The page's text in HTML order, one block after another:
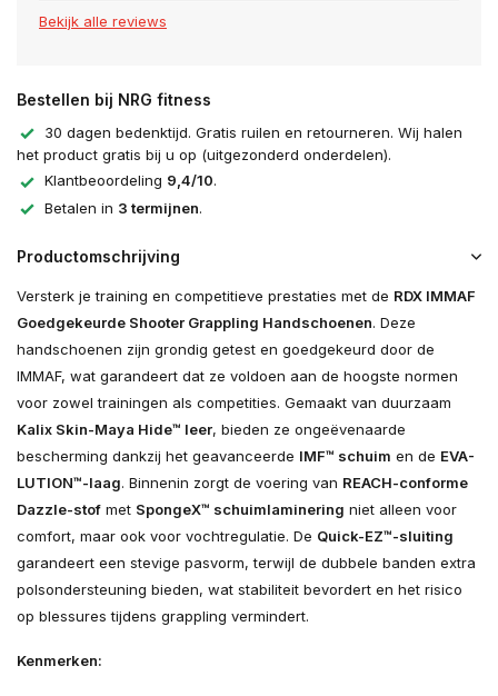
Bekijk alle reviews
Bestellen bij NRG fitness
30 dagen bedenktijd. Gratis ruilen en retourneren. Wij halen
het product gratis bij u op (uitgezonderd onderdelen).
Klantbeoordeling 9,4/10.
Betalen in 3 termijnen.
Productomschrijving
Versterk je training en competitieve prestaties met de RDX IMMAF
Goedgekeurde Shooter Grappling Handschoenen. Deze
handschoenen zijn grondig getest en goedgekeurd door de
IMMAF, wat garandeert dat ze voldoen aan de hoogste normen
voor zowel trainingen als competities. Gemaakt van duurzaam
Kalix Skin-Maya Hide™ leer, bieden ze ongeëvenaarde
bescherming dankzij het geavanceerde IMF™ schuim en de EVA-
LUTION™-laag. Binnenin zorgt de voering van REACH-conforme
Dazzle-stof met SpongeX™ schuimlaminering niet alleen voor
comfort, maar ook voor vochtregulatie. De Quick-EZ™-sluiting
garandeert een stevige pasvorm, terwijl de dubbele banden extra
polsondersteuning bieden, wat stabiliteit bevordert en het risico
op blessures tijdens grappling vermindert.
Kenmerken: